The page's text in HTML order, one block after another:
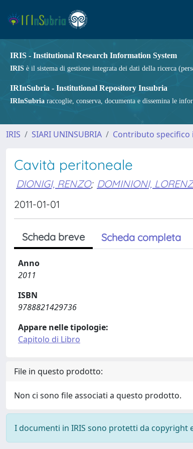
IRIS - Institutional Research Information System
IRIS è il sistema di gestione integrata dei dati della ricerca
IRInSubria - Institutional Repository Insubria
IRInSubria raccoglie, conserva, documenta e dissemina le
IRIS SIARI UNINSUBRIA Contributo specifico
Cavità peritoneale
DIONIGI, RENZO; DOMINIONI,
2011-01-01
Scheda breve Scheda completa
Anno
2011
ISBN
9788821429736
Appare nelle tipologie:
Capitolo di Libro
File in questo prodotto:
Non ci sono file associati a questo prodotto.
I documenti in IRIS sono protetti da